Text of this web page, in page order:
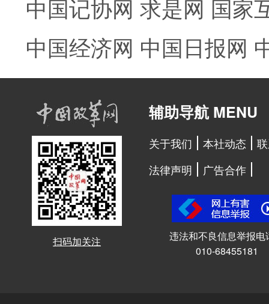
中国记协网 求是网 国家
中国经济网 中国日报网
扫码加关注
辅助导航 MENU
关于我们 本社动态
法律声明
广告合作
违法和不良信息举报电
010-68455181